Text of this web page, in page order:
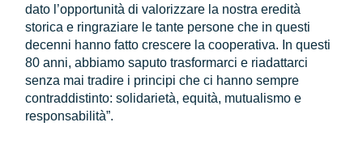
dato l’opportunità di valorizzare la nostra eredità
storica e ringraziare le tante persone che in questi
decenni hanno fatto crescere la cooperativa. In questi
80 anni, abbiamo saputo trasformarci e riadattarci
senza mai tradire i principi che ci hanno sempre
contraddistinto: solidarietà, equità, mutualismo e
responsabilità”.